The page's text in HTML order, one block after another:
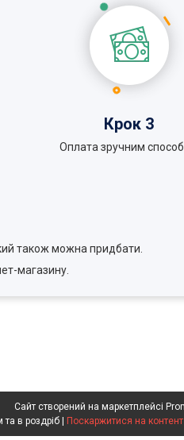
Крок 3
Оплата зручним
також можна придбати.
магазину.
Сайт створений на маркетплейсі
Поскаржитися на контент